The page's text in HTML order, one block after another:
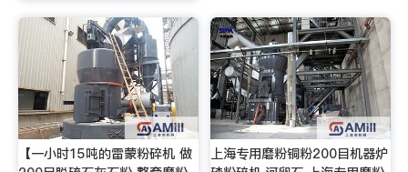
【一小时15吨的雷蒙粉碎机 做
上海专用磨粉铜粉200目机器炉